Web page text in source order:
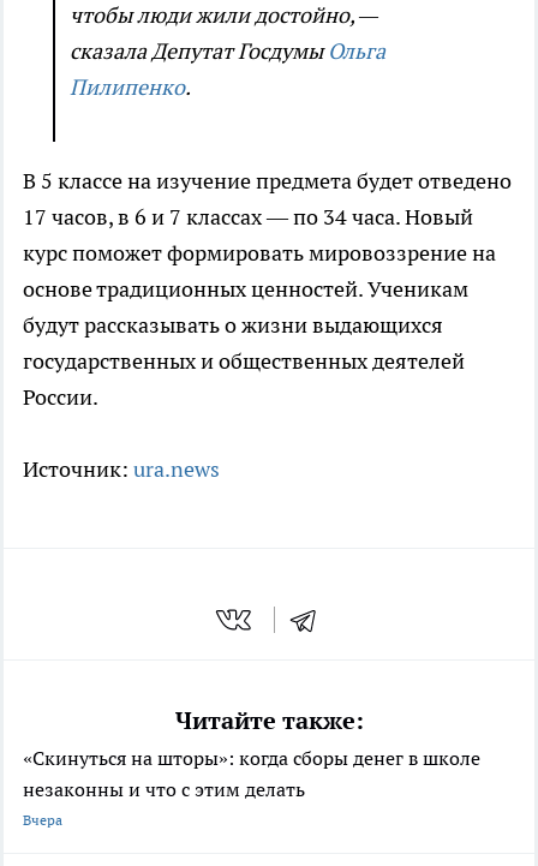
чтобы люди жили достойно, —
сказала Депутат ГосдумыОльга
Пилипенко.
В 5 классе на изучение предмета будет отведено
17 часов, в 6 и 7 классах — по 34 часа. Новый
курс поможет формировать мировоззрение на
основе традиционных ценностей. Ученикам
будут рассказывать о жизни выдающихся
государственных и общественных деятелей
России.
Источник: ura.news
Читайте также:
«Скинуться на шторы»: когда сборы денег в школе
незаконны и что с этим делать
Вчера